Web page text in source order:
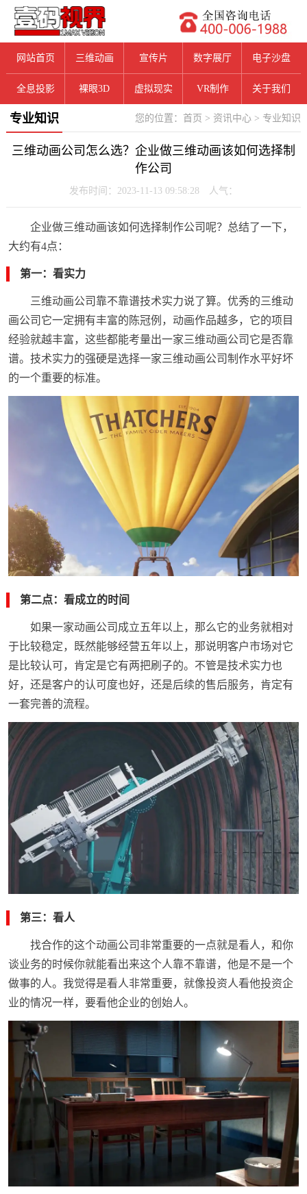
网站首页 三维动画 宣传片 数字展厅 电子沙盘
全息投影 裸眼3D 虚拟现实 VR制作 关于我们
您的位置： 首页 > 资讯中心 > 专业知识
专业知识
三维动画公司怎么选？企业做三维动画该如何选择制
作公司
发布时间：2023-11-13 09:58:28 人气：
企业做三维动画该如何选择制作公司呢？总结了一下，
大约有4点：
第一：看实力
三维动画公司靠不靠谱技术实力说了算。优秀的三维动
画公司它一定拥有丰富的陈冠例，动画作品越多，它的项目
经验就越丰富，这些都能考量出一家三维动画公司它是否靠
谱。技术实力的强硬是选择一家三维动画公司制作水平好坏
的一个重要的标准。
第二点：看成立的时间
如果一家动画公司成立五年以上，那么它的业务就相对
于比较稳定，既然能够经营五年以上，那说明客户市场对它
是比较认可，肯定是它有两把刷子的。不管是技术实力也
好，还是客户的认可度也好，还是后续的售后服务，肯定有
一套完善的流程。
第三：看人
找合作的这个动画公司非常重要的一点就是看人，和你
谈业务的时候你就能看出来这个人靠不靠谱，他是不是一个
做事的人。我觉得是看人非常重要，就像投资人看他投资企
业的情况一样，要看他企业的创始人。